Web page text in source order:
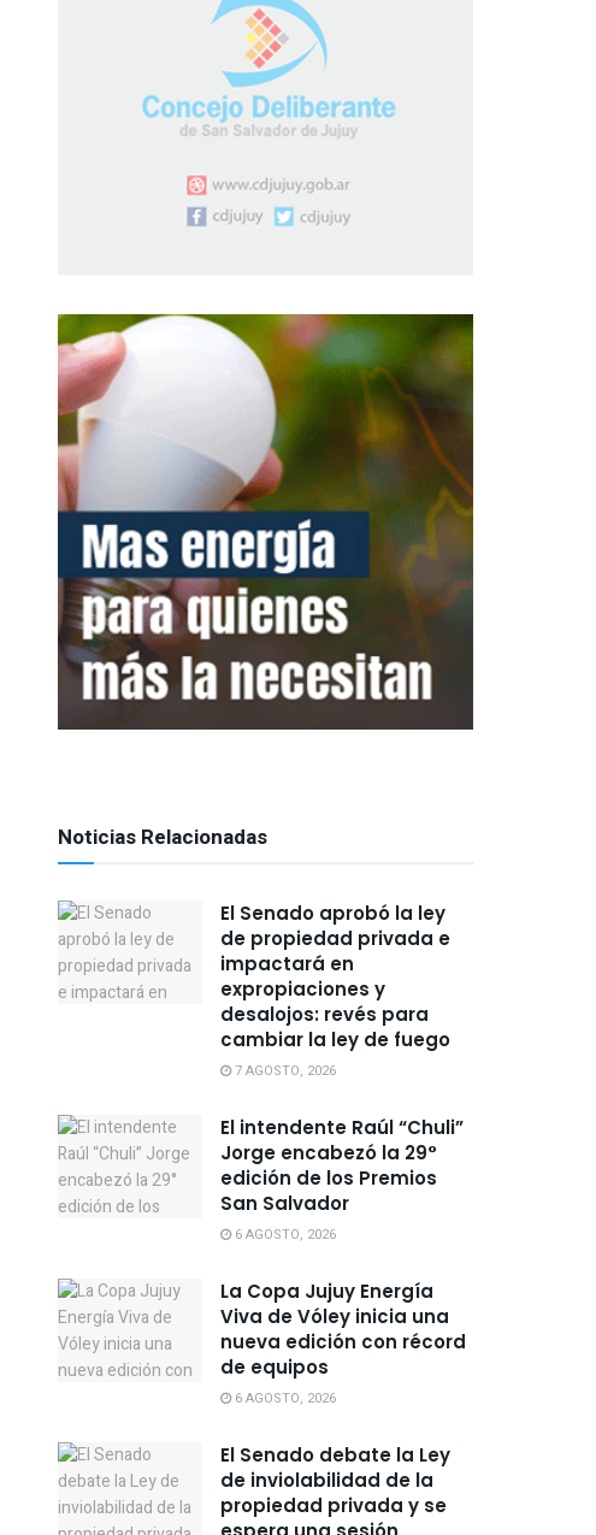
Noticias Relacionadas
El Senado aprobó la ley
de propiedad privada e
impactará en
expropiaciones y
desalojos: revés para
cambiar la ley de fuego
7 AGOSTO, 2026
El intendente Raúl “Chuli”
Jorge encabezó la 29°
edición de los Premios
San Salvador
6 AGOSTO, 2026
La Copa Jujuy Energía
Viva de Vóley inicia una
nueva edición con récord
de equipos
6 AGOSTO, 2026
El Senado debate la Ley
de inviolabilidad de la
propiedad privada y se